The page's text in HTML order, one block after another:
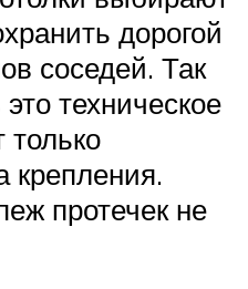
дорогой
соседей. Так
техническое
крепления.
протечек не